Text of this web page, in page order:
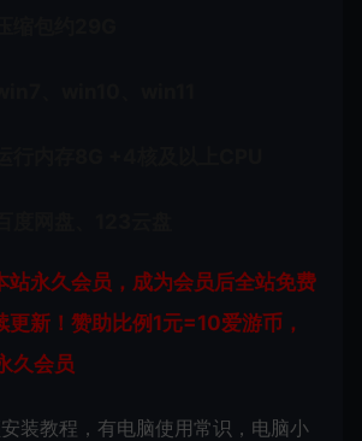
站永久会员，成为会员后全站免费
更新！赞助比例1元=10爱游币，
久会员
装教程，有电脑使用常识，电脑小